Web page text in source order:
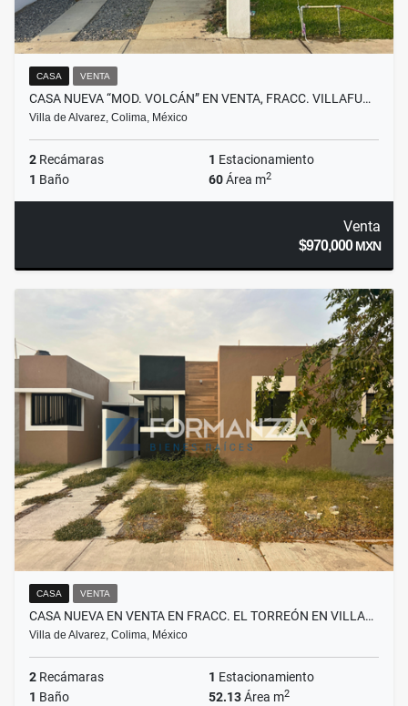
CASA VENTA
CASA NUEVA “MOD. VOLCÁN” EN VENTA, FRACC. VILLAFU…
Villa de Alvarez, Colima, México
2 Recámaras 1 Estacionamiento
1 Baño 60Área m2
Venta
$970,000MXN
CASA VENTA
CASA NUEVA EN VENTA EN FRACC. EL TORREÓN EN VILLA…
Villa de Alvarez, Colima, México
2 Recámaras 1 Estacionamiento
1 Baño 52.13Área m2